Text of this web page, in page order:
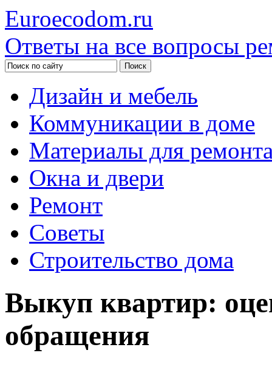
Euroecodom.ru
Ответы на все вопросы
Дизайн и мебель
Коммуникации в доме
Материалы для
Окна и двери
Ремонт
Советы
Строительство дома
Выкуп квартир:
обращения